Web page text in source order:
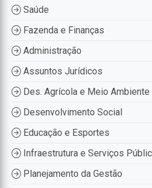
Saúde
Fazenda e Finanças
Administração
Assuntos Jurídicos
Des. Agrícola e Meio Ambiente
Desenvolvimento Social
Educação e Esportes
Infraestrutura e Serviços
Planejamento da Gestão